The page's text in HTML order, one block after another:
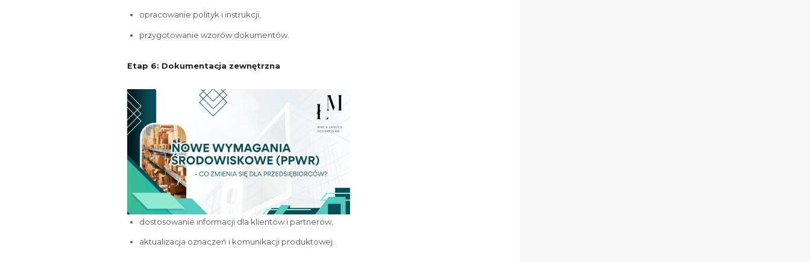
opracowanie polityk i instrukcji,
przygotowanie wzorów dokumentów.
Etap 6: Dokumentacja zewnętrzna
dostosowanie informacji dla klientów i partnerów,
aktualizacja oznaczeń i komunikacji produktowej.